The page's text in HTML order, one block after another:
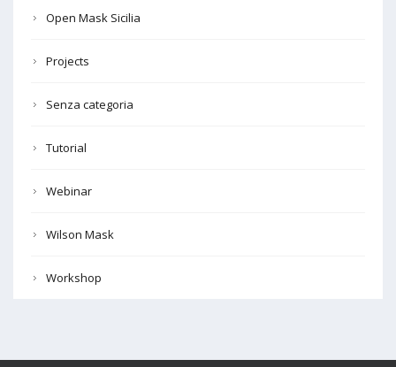
Open Mask Sicilia
Projects
Senza categoria
Tutorial
Webinar
Wilson Mask
Workshop